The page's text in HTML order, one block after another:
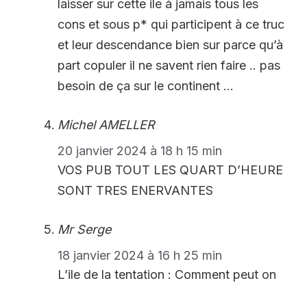
laisser sur cette ile à jamais tous les
cons et sous p* qui participent à ce truc
et leur descendance bien sur parce qu’à
part copuler il ne savent rien faire .. pas
besoin de ça sur le continent …
Michel AMELLER
20 janvier 2024 à 18 h 15 min
VOS PUB TOUT LES QUART D’HEURE
SONT TRES ENERVANTES
Mr Serge
18 janvier 2024 à 16 h 25 min
L’ile de la tentation : Comment peut on